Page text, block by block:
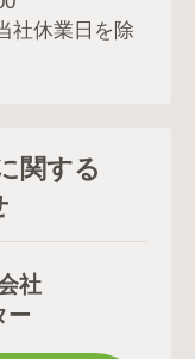
社休業日を除
関する
社
ー